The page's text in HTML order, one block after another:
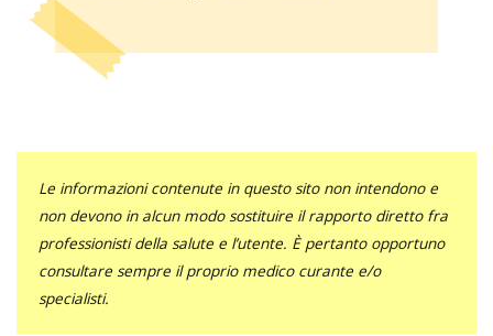
Le informazioni contenute in questo sito non intendono e
non devono in alcun modo sostituire il rapporto diretto fra
professionisti della salute e l’utente. È pertanto opportuno
consultare sempre il proprio medico curante e/o
specialisti.